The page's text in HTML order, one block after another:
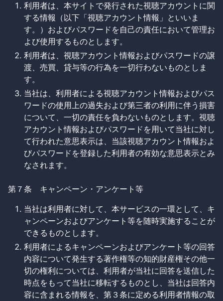
利用者は、本サイトで発行された視聴アカウントに関
する情報（以下「視聴アカウント情報」といいま
す。）およびパスワードを自己の責任において管理お
よび使用するものとします。
利用者は、視聴アカウント情報およびパスワードの譲
渡、売買、貸与等の行為を一切行わないものとしま
す。
当社は、利用者による視聴アカウント情報およびパス
ワードの使用上の過失および第三者の利用に伴う損害
について、一切の責任を負わないものとします。視聴
アカウント情報およびパスワードを用いて当社に対し
て行われた意思表示は、当該視聴アカウント情報およ
びパスワードを登録した利用者の有効な意思表示とみ
なされます。
第７条 キャンペーン・アンケート等
当社は利用者に対して、本サービスの一環として、キ
ャンペーンおよびアンケート等を随時実施することが
できるものとします。
利用者によるキャンペーンおよびアンケート等の回答
内容について発生する著作権等の知的財産権その他一
切の権利については、利用者が当社に回答を送信した
時点をもって当社に移転するものとし、当社は回答内
容に含まれる情報を、第３条に定める利用者情報の取